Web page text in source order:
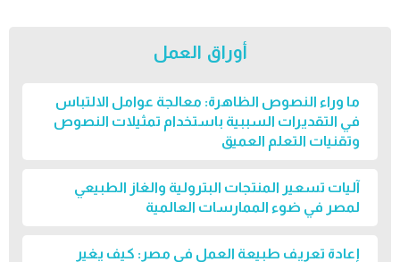
أوراق العمل
ما وراء النصوص الظاهرة: معالجة عوامل الالتباس
في التقديرات السببية باستخدام تمثيلات النصوص
وتقنيات التعلم العميق
آليات تسعير المنتجات البترولية والغاز الطبيعي
لمصر في ضوء الممارسات العالمية
إعادة تعريف طبيعة العمل في مصر: كيف يغير